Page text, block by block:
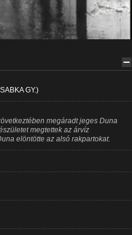
GY.)
megáradt jeges Duna
megtettek az árvíz
elöntötte az alsó rakpartokat.